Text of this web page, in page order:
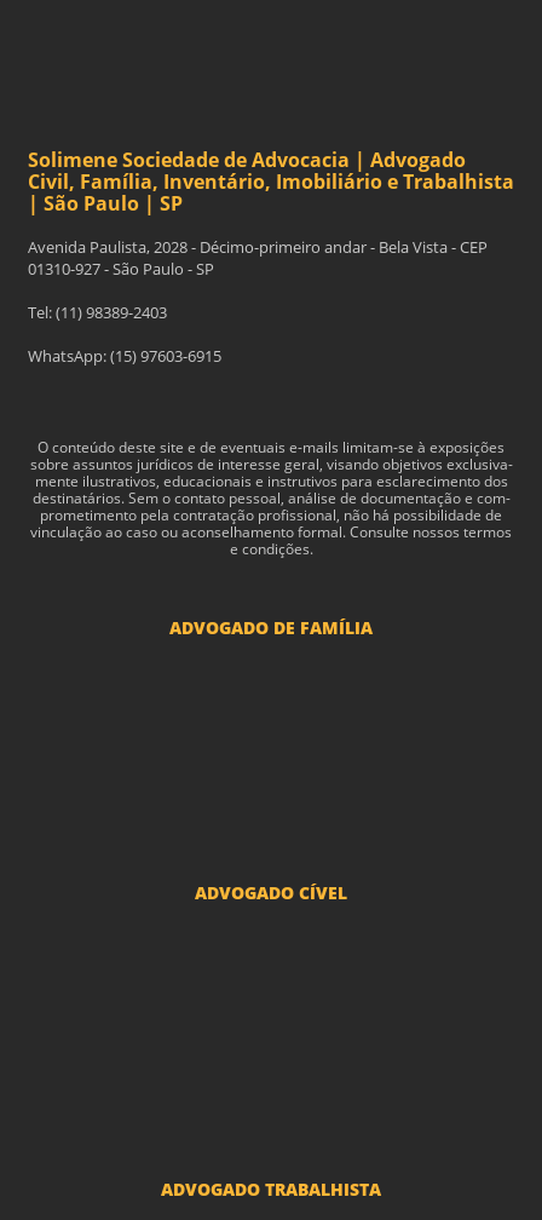
Solimene Sociedade de Advocacia | Advogado
Civil, Família, Inventário, Imobiliário e Trabalhista
| São Paulo | SP
Avenida Paulista, 2028 - Décimo-primeiro andar - Bela Vista - CEP
01310-927 - São Paulo - SP
Tel: (11) 98389-2403
WhatsApp: (15) 97603-6915
O con­teúdo deste site e de even­tu­ais e-​mails limitam-​se à exposições
sobre assun­tos jurídi­cos de inter­esse geral, visando obje­tivos exclu­si­va­
mente ilus­tra­tivos, edu­ca­cionais e instru­tivos para esclarec­i­mento dos
des­ti­natários. Sem o con­tato pes­soal, análise de doc­u­men­tação e com­
pro­me­ti­mento pela con­tratação profis­sional, não há pos­si­bil­i­dade de
vin­cu­lação ao caso ou acon­sel­hamento for­mal. Consulte nossos termos
e condições.
ADVOGADO DE FAMÍLIA
ADVOGADO CÍVEL
ADVOGADO TRABALHISTA